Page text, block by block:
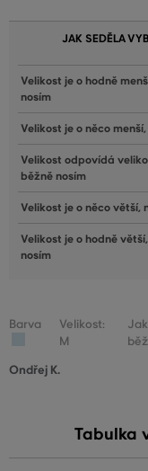
JAK SEDĚLA
Velikost je o hodně
nosím
Velikost je o něco
Velikost odpovídá
běžně nosím
Velikost je o něco větší,
Velikost je o hodně
nosím
Barva
Velikost:
M
Ondřej K.
Tabulka